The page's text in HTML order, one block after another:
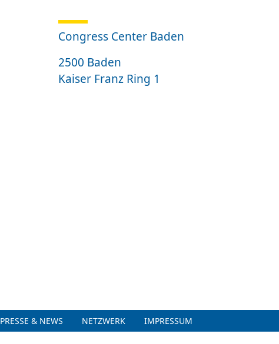
Congress Center Baden
2500 Baden
Kaiser Franz Ring 1
PRESSE & NEWS NETZWERK IMPRESSUM